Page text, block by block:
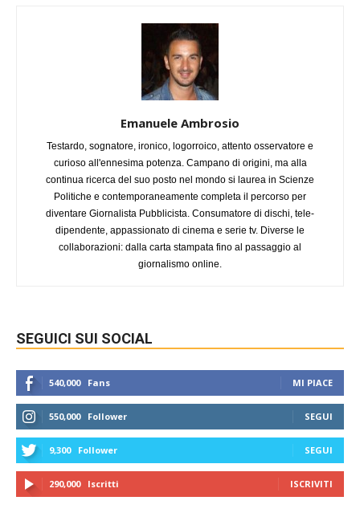
Emanuele Ambrosio
Testardo, sognatore, ironico, logorroico, attento osservatore e
curioso all'ennesima potenza. Campano di origini, ma alla
continua ricerca del suo posto nel mondo si laurea in Scienze
Politiche e contemporaneamente completa il percorso per
diventare Giornalista Pubblicista. Consumatore di dischi, tele-
dipendente, appassionato di cinema e serie tv. Diverse le
collaborazioni: dalla carta stampata fino al passaggio al
giornalismo online.
SEGUICI SUI SOCIAL
540,000 Fans MI PIACE
550,000 Follower SEGUI
9,300 Follower SEGUI
290,000 Iscritti ISCRIVITI